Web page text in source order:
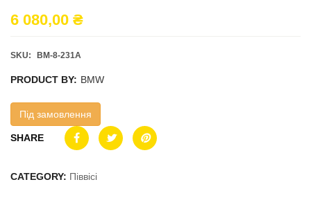
6 080,00 ₴
SKU: BM-8-231A
PRODUCT BY: BMW
Під замовлення
SHARE
CATEGORY: Піввісі